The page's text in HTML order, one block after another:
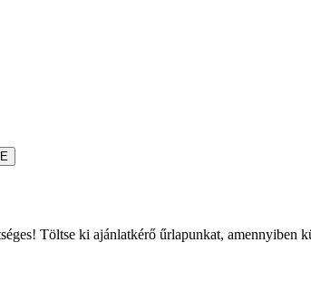
Töltse ki ajánlatkérő űrlapunkat, amennyiben